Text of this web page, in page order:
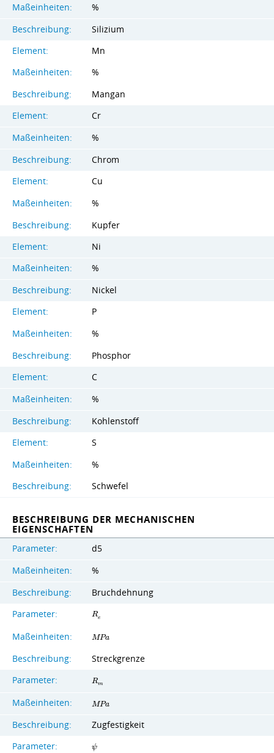
Maßeinheiten:
%
Beschreibung:
Silizium
Element:
Mn
Maßeinheiten:
%
Beschreibung:
Mangan
Element:
Cr
Maßeinheiten:
%
Beschreibung:
Chrom
Element:
Cu
Maßeinheiten:
%
Beschreibung:
Kupfer
Element:
Ni
Maßeinheiten:
%
Beschreibung:
Nickel
Element:
P
Maßeinheiten:
%
Beschreibung:
Phosphor
Element:
C
Maßeinheiten:
%
Beschreibung:
Kohlenstoff
Element:
S
Maßeinheiten:
%
Beschreibung:
Schwefel
BESCHREIBUNG DER MECHANISCHEN
EIGENSCHAFTEN
Parameter:
d5
Maßeinheiten:
%
Beschreibung:
Bruchdehnung
Parameter:
Re
Maßeinheiten: MPa
Beschreibung:
Streckgrenze
Parameter:
Rm
Maßeinheiten: MPa
Beschreibung:
Zugfestigkeit
Parameter:
ψ